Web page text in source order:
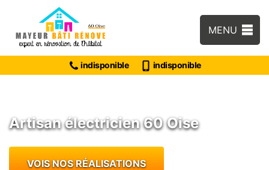
MENU
indisponible indisponible
Artisan électricien 60 Oise
VOIS NOS RÉALISATIONS